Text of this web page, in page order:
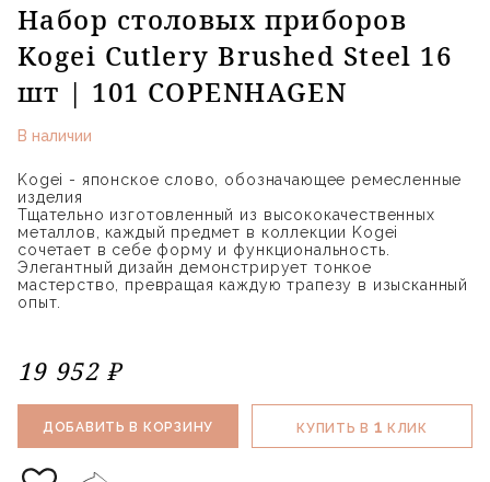
Набор столовых приборов
Kogei Cutlery Brushed Steel 16
шт | 101 COPENHAGEN
В наличии
Kogei - японское слово, обозначающее ремесленные
изделия
Тщательно изготовленный из высококачественных
металлов, каждый предмет в коллекции Kogei
сочетает в себе форму и функциональность.
Элегантный дизайн демонстрирует тонкое
мастерство, превращая каждую трапезу в изысканный
опыт.
19 952 ₽
ДОБАВИТЬ В КОРЗИНУ КУПИТЬ В 1 КЛИК